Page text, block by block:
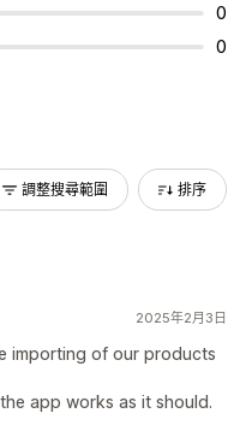
0
0
調整搜尋範圍 排序
2025年2月3日
importing of our products
app works as it should.